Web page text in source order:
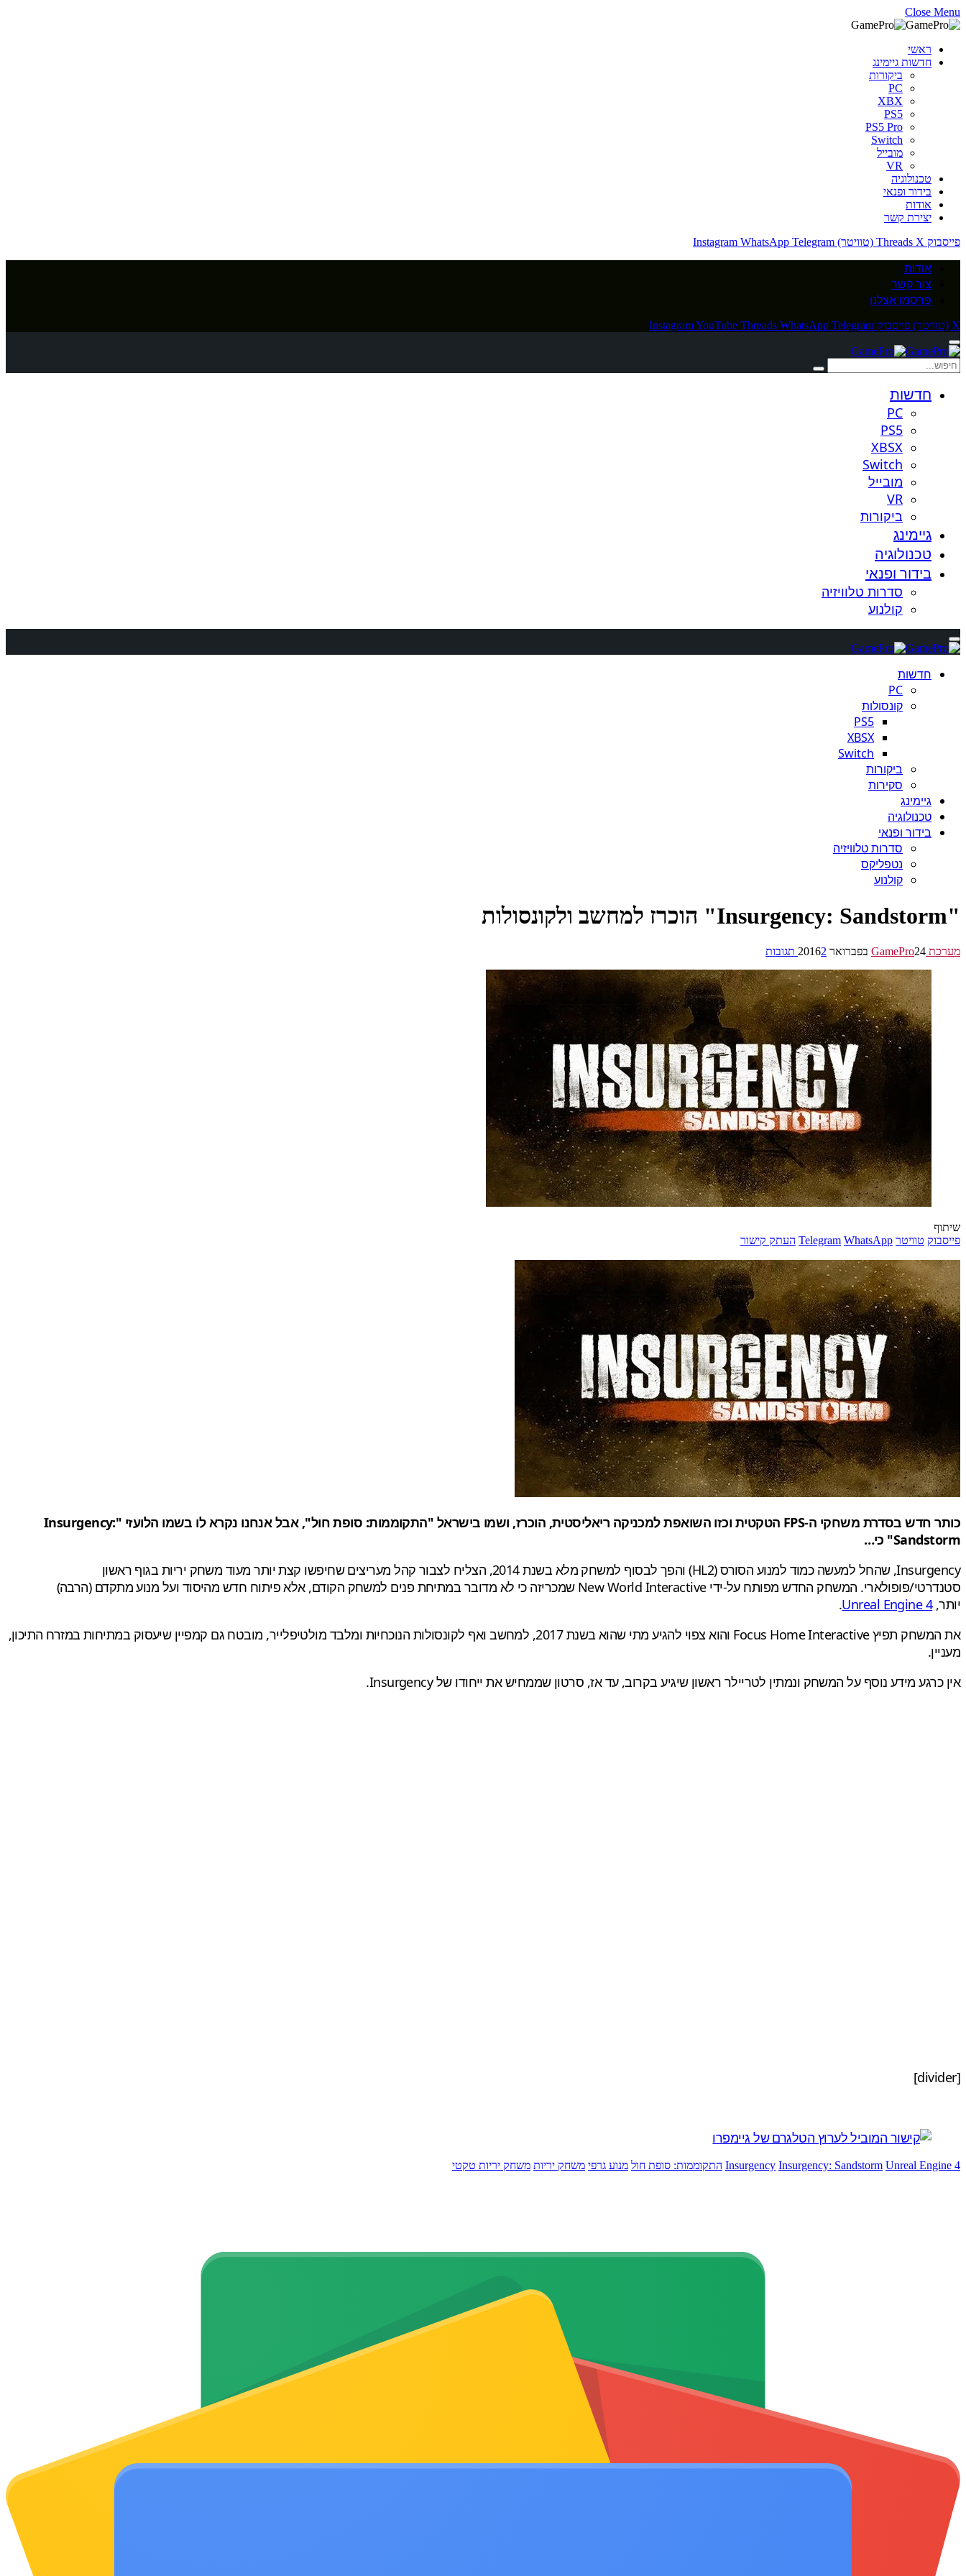
Close Menu
ראשי
חדשות גיימינג
ביקורות
PC
XBX
PS5
PS5 Pro
Switch
מובייל
VR
טכנולוגיה
בידור ופנאי
אודות
יצירת קשר
פייסבוק
Threads X (טוויטר) Instagram WhatsApp Telegram
אודות
צור קשר
פרסמו אצלנו
X (טוויטר) פייסבוק InstagramYouTube Threads WhatsApp Telegram
חדשות
PC
PS5
XBSX
Switch
מובייל
VR
ביקורות
גיימינג
טכנולוגיה
בידור ופנאי
סדרות טלוויזיה
קולנוע
חדשות
PC
קונסולות
PS5
XBSX
Switch
ביקורות
סקירות
גיימינג
טכנולוגיה
בידור ופנאי
סדרות טלוויזיה
נטפליקס
קולנוע
"Insurgency: Sandstorm" הוכרז למחשב ולקונסולות
מערכת GamePro 24 בפברואר 2016 2 תגובות
שיתוף
פייסבוק טוויטר Telegram WhatsApp העתק קישור
כותר חדש בסדרת משחקי ה-FPS הטקטית וכזו השואפת למכניקה ריאליסטית, הוכרז, ושמו בישראל "התקוממות: סופת חול", אבל אנחנו נקרא לו בשמו הלועזי "Insurgency:
Sandstorm" כי…
Insurgency, שהחל למעשה כמוד למנוע הסורס (HL2) והפך לבסוף למשחק מלא בשנת 2014, הצליח לצבור קהל מעריצים שחיפשו קצת יותר מעוד משחק יריות בגוף ראשון
סטנדרטי/פופולארי. המשחק החדש מפותח על-ידי New World Interactive שמכריזה כי לא מדובר במתיחת פנים למשחק הקודם, אלא פיתוח חדש מהיסוד ועל מנוע מתקדם (הרבה)
יותר,Unreal Engine 4
.
את המשחק תפיץ Focus Home Interactive והוא צפוי להגיע מתי שהוא בשנת 2017, למחשב ואף לקונסולות הנוכחיות ומלבד מולטיפלייר, מובטח גם קמפיין שיעסוק במתיחות במזרח התיכון,
מעניין.
אין כרגע מידע נוסף על המשחק ונמתין לטריילר ראשון שיגיע בקרוב, עד אז, סרטון שממחיש את ייחודו של Insurgency.
[divider]
Insurgency Insurgency: Sandstorm Unreal Engine 4 התקוממות: סופת חול מנוע גרפי משחק יריות משחק יריות טקטי